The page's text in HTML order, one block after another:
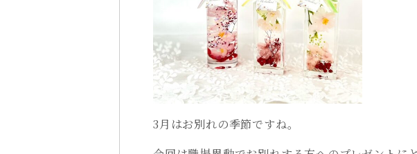
3月はお別れの季節ですね。